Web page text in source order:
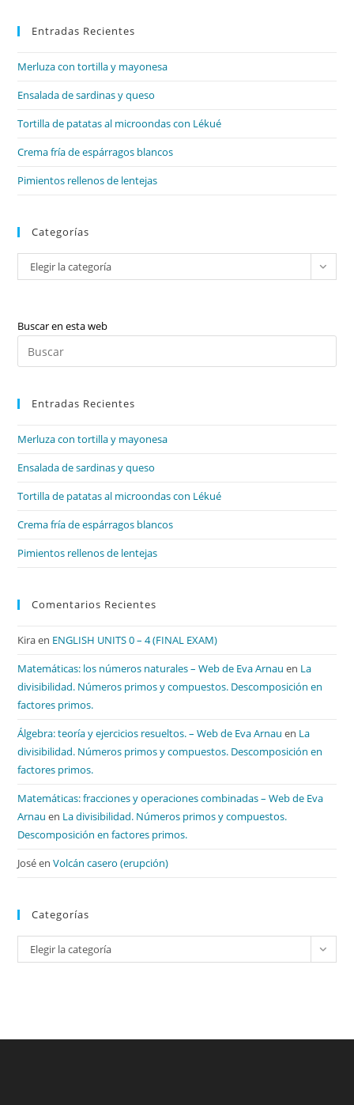
Entradas Recientes
Merluza con tortilla y mayonesa
Ensalada de sardinas y queso
Tortilla de patatas al microondas con Lékué
Crema fría de espárragos blancos
Pimientos rellenos de lentejas
Categorías
Categorías
Elegir la categoría
Buscar en esta web
Entradas Recientes
Merluza con tortilla y mayonesa
Ensalada de sardinas y queso
Tortilla de patatas al microondas con Lékué
Crema fría de espárragos blancos
Pimientos rellenos de lentejas
Comentarios Recientes
Kiraen ENGLISH UNITS 0 – 4 (FINAL EXAM)
Matemáticas: los números naturales – Web de Eva Arnau en La
divisibilidad. Números primos y compuestos. Descomposición en
factores primos.
Álgebra: teoría y ejercicios resueltos. – Web de Eva Arnau en La
divisibilidad. Números primos y compuestos. Descomposición en
factores primos.
Matemáticas: fracciones y operaciones combinadas – Web de Eva
Arnau en La divisibilidad. Números primos y compuestos.
Descomposición en factores primos.
JoséenVolcán casero (erupción)
Categorías
Categorías
Elegir la categoría